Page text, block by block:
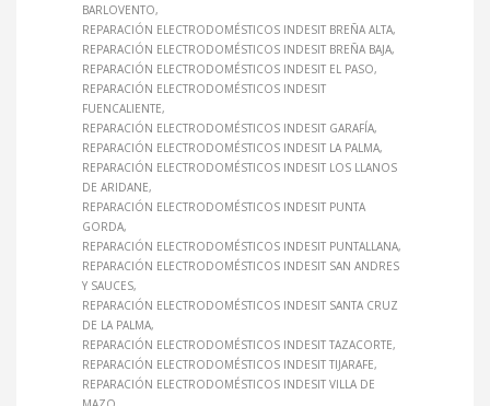
BARLOVENTO
REPARACIÓN ELECTRODOMÉSTICOS INDESIT BREÑA ALTA
REPARACIÓN ELECTRODOMÉSTICOS INDESIT BREÑA BAJA
REPARACIÓN ELECTRODOMÉSTICOS INDESIT EL PASO
REPARACIÓN ELECTRODOMÉSTICOS INDESIT
FUENCALIENTE
REPARACIÓN ELECTRODOMÉSTICOS INDESIT GARAFÍA
REPARACIÓN ELECTRODOMÉSTICOS INDESIT LA PALMA
REPARACIÓN ELECTRODOMÉSTICOS INDESIT LOS LLANOS
DE ARIDANE
REPARACIÓN ELECTRODOMÉSTICOS INDESIT PUNTA
GORDA
REPARACIÓN ELECTRODOMÉSTICOS INDESIT PUNTALLANA
REPARACIÓN ELECTRODOMÉSTICOS INDESIT SAN ANDRES
Y SAUCES
REPARACIÓN ELECTRODOMÉSTICOS INDESIT SANTA CRUZ
DE LA PALMA
REPARACIÓN ELECTRODOMÉSTICOS INDESIT TAZACORTE
REPARACIÓN ELECTRODOMÉSTICOS INDESIT TIJARAFE
REPARACIÓN ELECTRODOMÉSTICOS INDESIT VILLA DE